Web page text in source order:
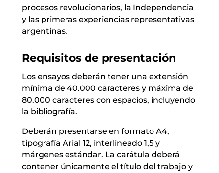
procesos revolucionarios, la Independencia
y las primeras experiencias representativas
argentinas.
Requisitos de presentación
Los ensayos deberán tener una extensión
mínima de 40.000 caracteres y máxima de
80.000 caracteres con espacios, incluyendo
la bibliografía.
Deberán presentarse en formato A4,
tipografía Arial 12, interlineado 1,5 y
márgenes estándar. La carátula deberá
contener únicamente el título del trabajo y